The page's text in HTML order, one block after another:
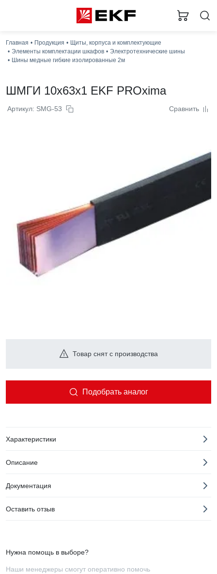
Главная Продукция
Щиты, корпуса и комплектующие
Элементы комплектации шкафов
Электротехнические шины
Шины медные гибкие изолированные 2м
ШМГИ 10x63x1 EKF PROxima
Артикул: SMG-53 Сравнить
Товар снят с производства
Подобрать аналог
Характеристики
Описание
Документация
Оставить отзыв
Нужна помощь в выборе?
Наши менеджеры смогут оперативно помочь